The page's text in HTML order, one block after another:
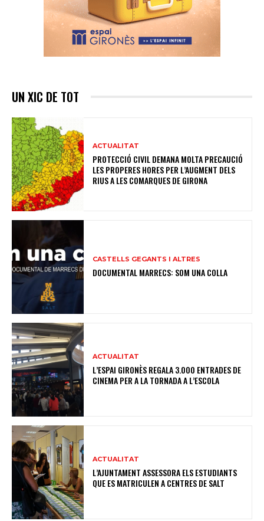
UN XIC DE TOT
ACTUALITAT
PROTECCIÓ CIVIL DEMANA MOLTA PRECAUCIÓ
LES PROPERES HORES PER L’AUGMENT DELS
RIUS A LES COMARQUES DE GIRONA
CASTELLS GEGANTS I ALTRES
DOCUMENTAL MARRECS: SOM UNA COLLA
ACTUALITAT
L’ESPAI GIRONÈS REGALA 3.000 ENTRADES DE
CINEMA PER A LA TORNADA A L’ESCOLA
ACTUALITAT
L’AJUNTAMENT ASSESSORA ELS ESTUDIANTS
QUE ES MATRICULEN A CENTRES DE SALT